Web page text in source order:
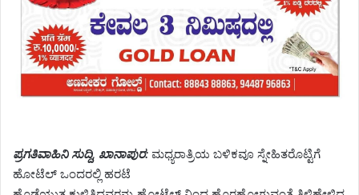
ಪ್ರಗತಿವಾಹಿನಿ ಸುದ್ದಿ, ಖಾನಾಪುರ: ಮಧ್ಯರಾತ್ರಿಯ ಬಳಿಕವೂ ಸ್ನೇಹಿತರೊಟ್ಟಿಗೆ
ಹೋಟೆಲ್ ಒಂದರಲ್ಲಿ ಹರಟೆ